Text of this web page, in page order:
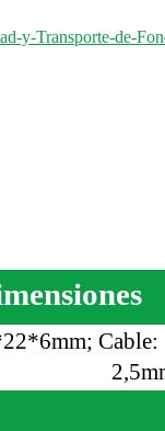
y-Transporte-de-
Cable: